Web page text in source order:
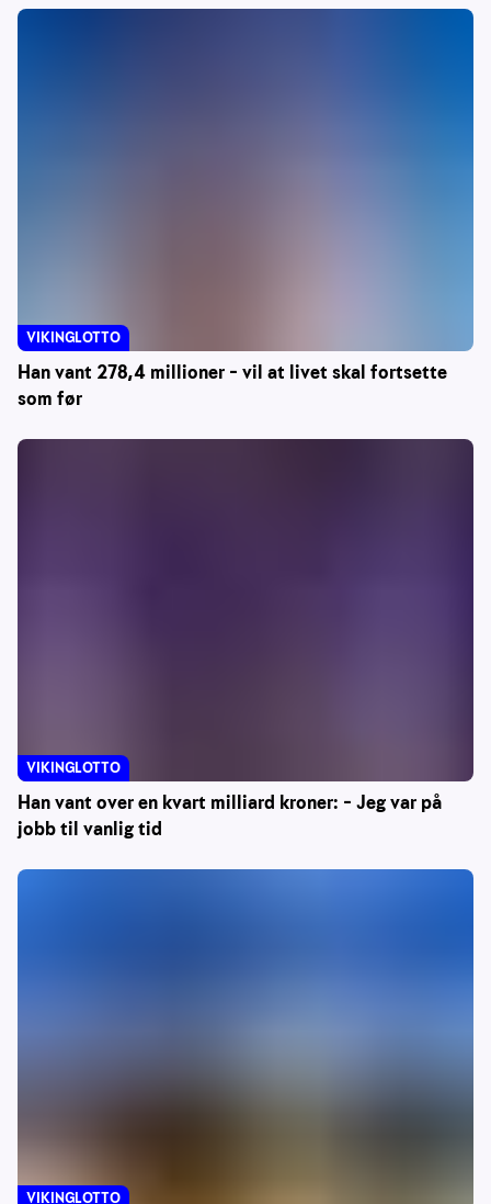
Han vant 278,4 millioner – vil at livet skal fortsette
som før
VIKINGLOTTO
Han vant over en kvart milliard kroner: – Jeg var på
jobb til vanlig tid
VIKINGLOTTO
VIKINGLOTTO